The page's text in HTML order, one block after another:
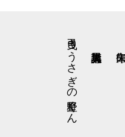
弓曳きうさぎの星野くん